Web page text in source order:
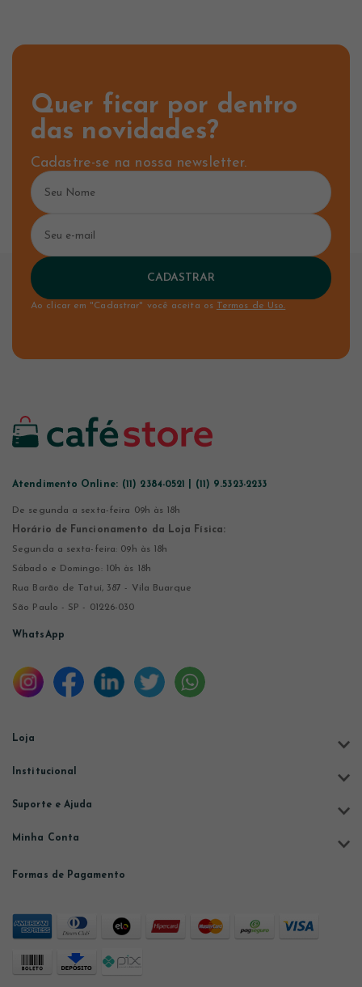
Quer ficar por dentro
das novidades?
Cadastre-se na nossa newsletter.
CADASTRAR
Ao clicar em "Cadastrar" você aceita os Termos de Uso.
Atendimento Online: (11) 2384-0521 | (11) 9.5323-2233
De segunda a sexta-feira 09h às 18h
Horário de Funcionamento da Loja Física:
Segunda a sexta-feira: 09h às 18h
Sábado e Domingo: 10h às 18h
Rua Barão de Tatuí, 387 - Vila Buarque
São Paulo - SP - 01226-030
WhatsApp
Loja
Institucional
Suporte e Ajuda
Minha Conta
Formas de Pagamento